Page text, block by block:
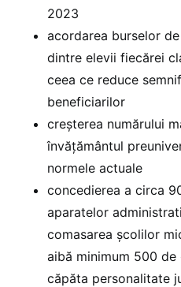
2023
acordarea burselor
dintre elevii fiecărei
ceea ce reduce
beneficiarilor
creșterea numărului
învățământul
normele actuale
concedierea a circa
aparatelor
comasarea școlilor
aibă minimum 500
căpăta personalitate